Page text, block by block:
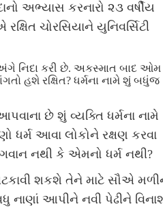
અભ્યાસ કરનારો ૨૩ વર્ષીય
ચોરસિયાને યુનિવર્સિટી
નિદા કરી છે. અકસ્માત બાદ ઓમ
હશે રક્ષિત? ધર્મના નામે શું બધુંજ
છે શું વ્યક્તિ ધર્મના નામે
આવા લોકોને રક્ષણ કરવા
નથી કે એમનો ધર્મ નથી?
શકશે તેને માટે સૌએ
નાણાં આપીને નવી પેઢીને